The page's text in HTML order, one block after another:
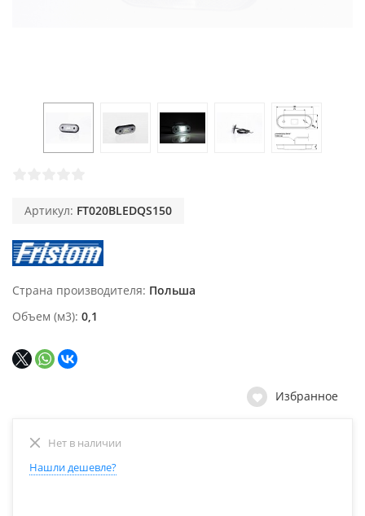
Артикул: FT020BLEDQS150
Страна производителя Польша
Объем (м3) 0,1
Избранное
Нет в наличии
Нашли дешевле?